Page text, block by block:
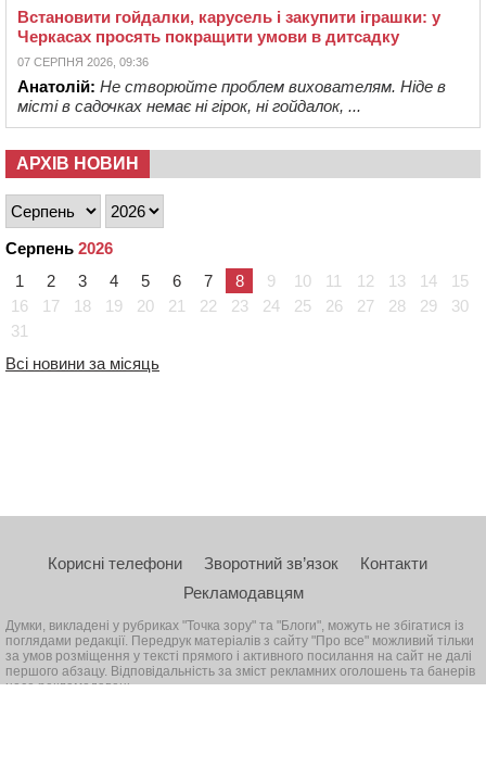
Встановити гойдалки, карусель і закупити іграшки: у
Черкасах просять покращити умови в дитсадку
07 СЕРПНЯ 2026, 09:36
Анатолій: Не створюйте проблем вихователям. Ніде в
місті в садочках немає ні гірок, ні гойдалок, ...
АРХІВ НОВИН
Серпень 2026
1
2 3 4 5 6 7 8 9 10 11 12 13 14
15
16
17 18 19 20 21 22 23 24 25 26 27 28 29
30
31
Всі новини за місяць
Корисні телефони Зворотний зв’язок
Контакти
Рекламодавцям
Думки, викладені у рубриках "Точка зору" та "Блоги", можуть не збігатися із
поглядами редакції. Передрук матеріалів з сайту "Про все" можливий тільки
за умов розміщення у тексті прямого і активного посилання на сайт не далі
першого абзацу. Відповідальність за зміст рекламних оголошень та банерів
несе рекламодавець